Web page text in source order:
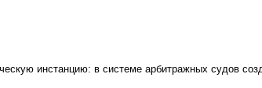
инстанцию: в системе арбитражных судов